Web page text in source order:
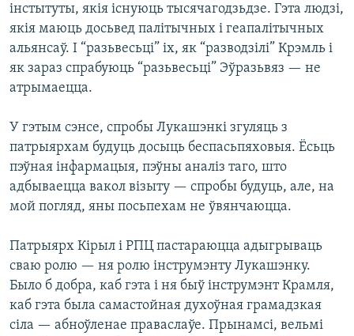
інстытуты, якія існуюць тысячагодзьдзе. Гэта людзі,
якія маюць досьвед палітычных і геапалітычных
альянсаў. І “разьвесьці” іх, як “разводзілі” Крэмль і
як зараз спрабуюць “разьвесьці” Эўразьвяз — не
атрымаецца.
У гэтым сэнсе, спробы Лукашэнкі згуляць з
патрыярхам будуць досыць беспасьпяховыя. Ёсьць
пэўная інфармацыя, пэўны аналіз таго, што
адбываецца вакол візыту — спробы будуць, але, на
мой погляд, яны посьпехам не ўвянчаюцца.
Патрыярх Кірыл і РПЦ пастараюцца адыгрываць
сваю ролю — ня ролю інструмэнту Лукашэнку.
Было б добра, каб гэта і ня быў інструмэнт Крамля,
каб гэта была самастойная духоўная грамадзкая
сіла — абноўленае праваслаўе. Прынамсі, вельмі